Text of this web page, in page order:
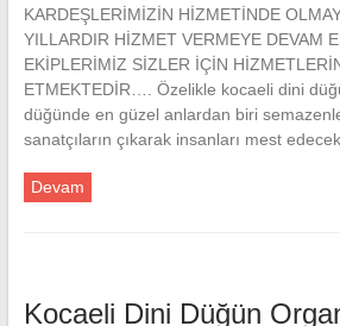
KARDEŞLERİMİZİN HİZMETİNDE
YILLARDIR HİZMET VERMEYE DEVAM
EKİPLERİMİZ SİZLER İÇİN
ETMEKTEDİR…. Özelikle kocaeli dini
düğünde en güzel anlardan biri
sanatçıların çıkarak insanları mest
Devam
Kocaeli Dini Düğün